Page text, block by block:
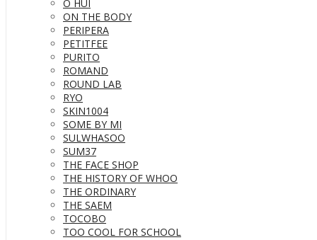
O HUI
ON THE BODY
PERIPERA
PETITFEE
PURITO
ROMAND
ROUND LAB
RYO
SKIN1004
SOME BY MI
SULWHASOO
SUM37
THE FACE SHOP
THE HISTORY OF WHOO
THE ORDINARY
THE SAEM
TOCOBO
TOO COOL FOR SCHOOL